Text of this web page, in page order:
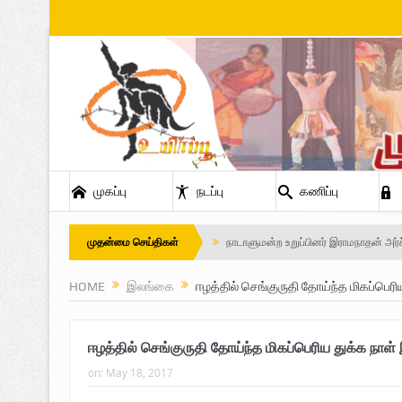
முகப்பு நடப்பு கணிப்பு
முதன்மை செய்திகள் நாடாளுமன்ற உறுப்பினர் இராமநாதன்
விடுதலைப் பெருமூச்சு : பிரிகேடியர் தீபன்
HOME இலங்கை ஈழத்தில் செங்குருதி தோய்ந்த
ஈழத்தில் செங்குருதி தோய்ந்த மிகப்பெரிய துக்க
on: May 18, 2017